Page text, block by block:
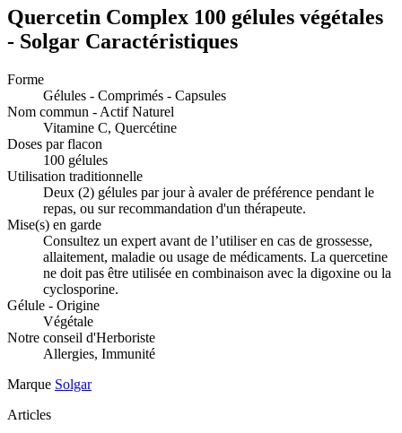
Quercetin Complex 100 gélules végétales
- Solgar Caractéristiques
Forme
Gélules - Comprimés - Capsules
Nom commun - Actif Naturel
Vitamine C, Quercétine
Doses par flacon
100 gélules
Utilisation traditionnelle
Deux (2) gélules par jour à avaler de préférence pendant le
repas, ou sur recommandation d'un thérapeute.
Mise(s) en garde
Consultez un expert avant de l’utiliser en cas de grossesse,
allaitement, maladie ou usage de médicaments. La quercetine
ne doit pas être utilisée en combinaison avec la digoxine ou la
cyclosporine.
Gélule - Origine
Végétale
Notre conseil d'Herboriste
Allergies, Immunité
Marque Solgar
Articles